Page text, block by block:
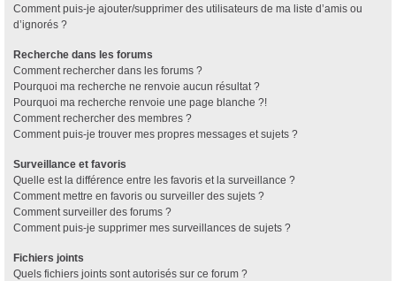
Comment puis-je ajouter/supprimer des utilisateurs de ma liste d’amis ou
d’ignorés ?
Recherche dans les forums
Comment rechercher dans les forums ?
Pourquoi ma recherche ne renvoie aucun résultat ?
Pourquoi ma recherche renvoie une page blanche ?!
Comment rechercher des membres ?
Comment puis-je trouver mes propres messages et sujets ?
Surveillance et favoris
Quelle est la différence entre les favoris et la surveillance ?
Comment mettre en favoris ou surveiller des sujets ?
Comment surveiller des forums ?
Comment puis-je supprimer mes surveillances de sujets ?
Fichiers joints
Quels fichiers joints sont autorisés sur ce forum ?